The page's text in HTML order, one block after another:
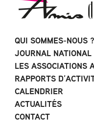
QUI SOMMES-NOUS ?
JOURNAL NATIONAL
LES ASSOCIATIONS
RAPPORTS
CALENDRIER
ACTUALITÉS
CONTACT